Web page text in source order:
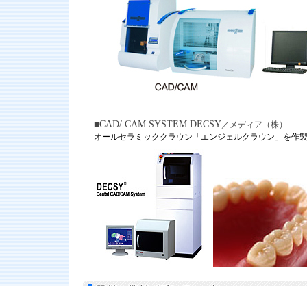
■CAD/ CAM SYSTEM DECSY／メディア（株）
オールセラミッククラウン「エンジェルクラウン」を作